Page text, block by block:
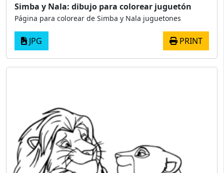
Simba y Nala: dibujo para colorear juguetón
Página para colorear de Simba y Nala juguetones
JPG PRINT